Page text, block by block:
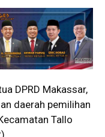
DPRD Makassar,
daerah pemilihan
Tallo